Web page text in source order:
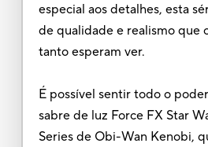
especial aos detalhes, esta
de qualidade e realismo que
tanto esperam ver.
É possível sentir todo o
sabre de luz Force FX Star
Series de Obi-Wan Kenobi,